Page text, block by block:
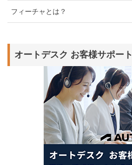
フィーチャとは？
オートデスク お客様サポート